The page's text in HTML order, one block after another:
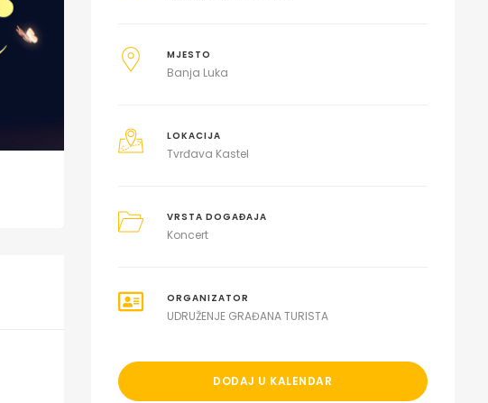
MJESTO
Banja Luka
LOKACIJA
Tvrđava Kastel
VRSTA DOGAĐAJA
Koncert
ORGANIZATOR
UDRUŽENJE GRAĐANA TURISTA
DODAJ U KALENDAR